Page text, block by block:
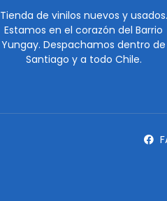
Tienda de vinilos nuevos y usados.
Estamos en el corazón del Barrio
Yungay. Despachamos dentro de
Santiago y a todo Chile.